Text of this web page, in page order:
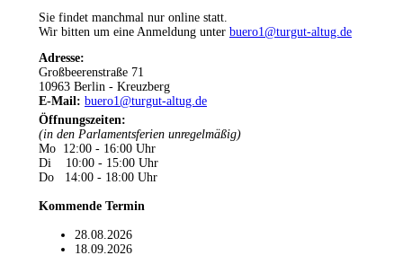
Sie findet manchmal nur online statt.
Wir bitten um eine Anmeldung unter buero1@turgut-altug.de
Adresse:
Großbeerenstraße 71
10963 Berlin - Kreuzberg
E-Mail: buero1@turgut-altug.de
Öffnungszeiten:
(in den Parlamentsferien unregelmäßig)
Mo 12:00 - 16:00 Uhr
Di 10:00 - 15:00 Uhr
Do 14:00 - 18:00 Uhr
Kommende Termin
28.08.2026
18.09.2026